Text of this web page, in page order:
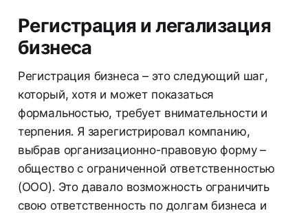
Регистрация и легализация
бизнеса
Регистрация бизнеса – это следующий шаг,
который, хотя и может показаться
формальностью, требует внимательности и
терпения. Я зарегистрировал компанию,
выбрав организационно-правовую форму –
общество с ограниченной ответственностью
(ООО). Это давало возможность ограничить
свою ответственность по долгам бизнеса и